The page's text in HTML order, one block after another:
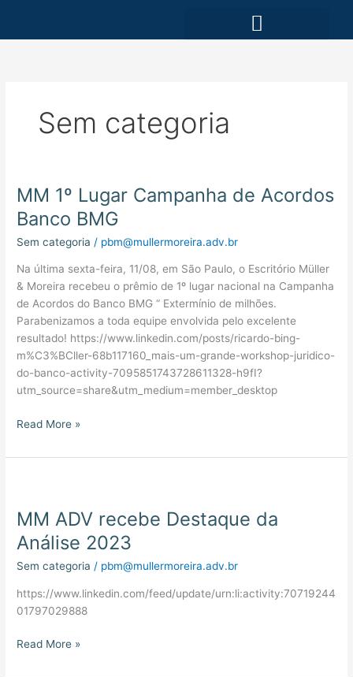
o
Sem categoria
MM 1º Lugar Campanha de Acordos
Banco BMG
Sem categoria / pbm@mullermoreira.adv.br
Na última sexta-feira, 11/08, em São Paulo, o Escritório Müller
& Moreira recebeu o prêmio de 1º lugar nacional na Campanha
de Acordos do Banco BMG “ Extermínio de milhões.
Parabenizamos a toda equipe envolvida pelo excelente
resultado! https://www.linkedin.com/posts/ricardo-bing-
m%C3%BCller-68b117160_mais-um-grande-workshop-juridico-
do-banco-activity-7095851743728611328-h9fI?
utm_source=share&utm_medium=member_desktop
MM
1º
Lugar
Campanha
Read More »
MM ADV recebe Destaque da
Análise 2023
Sem categoria / pbm@mullermoreira.adv.br
https://www.linkedin.com/feed/update/urn:li:activity:70719244
01797029888
recebe
Destaque
da
Análise
Read More »